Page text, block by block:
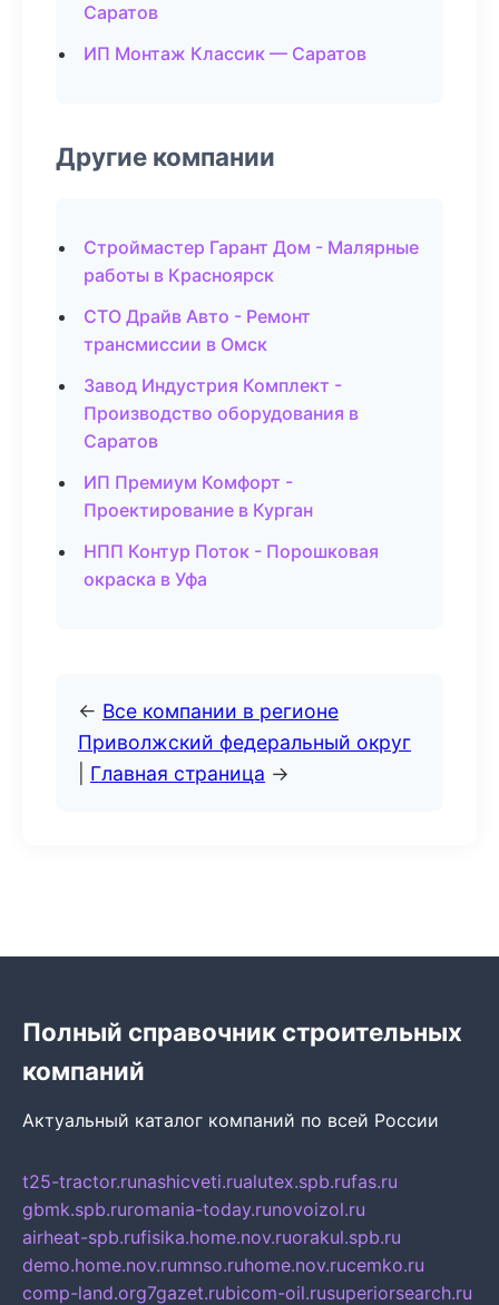
Саратов
ИП Монтаж Классик — Саратов
Другие компании
Строймастер Гарант Дом - Малярные
работы в Красноярск
СТО Драйв Авто - Ремонт
трансмиссии в Омск
Завод Индустрия Комплект -
Производство оборудования в
Саратов
ИП Премиум Комфорт -
Проектирование в Курган
НПП Контур Поток - Порошковая
окраска в Уфа
← Все компании в регионе
Приволжский федеральный округ
Главная страница →
Полный справочник строительных
компаний
Актуальный каталог компаний по всей России
t25-tractor.runashicveti.rualutex.spb.rufas.ru
gbmk.spb.ruromania-today.runovoizol.ru
airheat-spb.rufisika.home.nov.ruorakul.spb.ru
demo.home.nov.rumnso.ruhome.nov.rucemko.ru
comp-land.org7gazet.rubicom-oil.rusuperiorsearch.ru